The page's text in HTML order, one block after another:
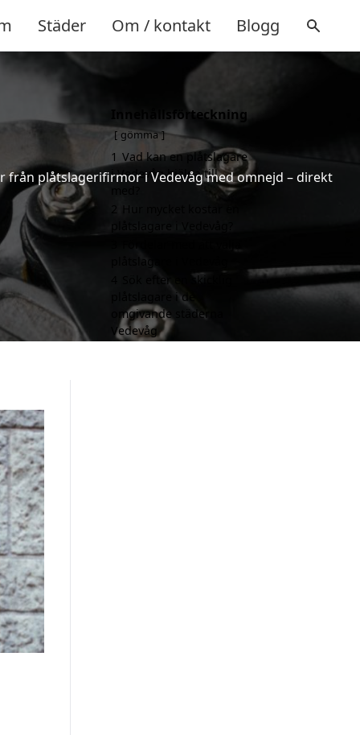
Städer Om / kontakt Blogg
från plåtslagerifirmor i Vedevåg med omnejd – direkt
Innehållsförteckning
gömma
1 Vad kan en plåtslagare
i Vedevåg hjälpa till
Hur mycket kostar en
plåtslagare i Vedevåg
Sök efter en skicklig
plåtslagare i de
omgivande städerna
Vedevåg